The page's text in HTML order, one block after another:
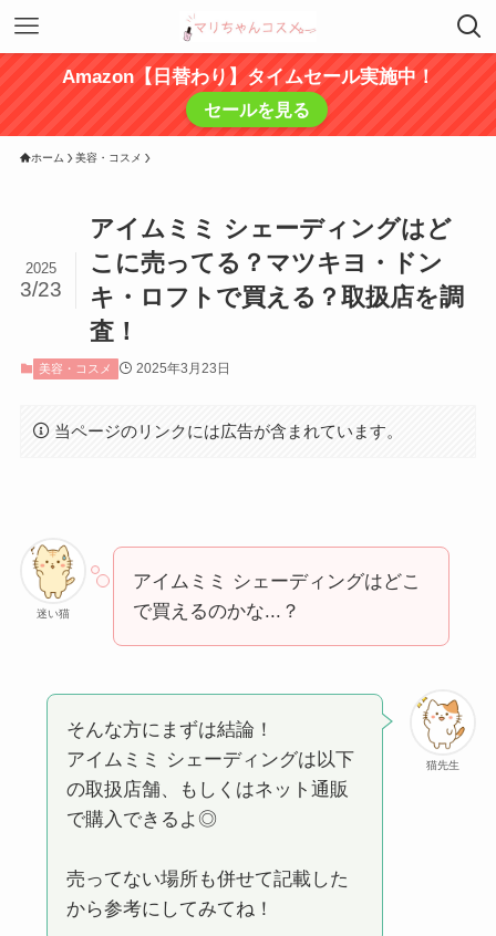
Amazon【日替わり】タイムセール実施中！
セールを見る
ホーム 美容・コスメ
アイムミミ シェーディングはど
こに売ってる？マツキヨ・ドン
キ・ロフトで買える？取扱店を調
査！
2025
3/23
美容・コスメ 2025年3月23日
当ページのリンクには広告が含まれています。
迷い猫
アイムミミ シェーディングはどこ
で買えるのかな...？
猫先生
そんな方にまずは結論！
アイムミミ シェーディングは以下
の取扱店舗、もしくはネット通販
で購入できるよ◎
売ってない場所も併せて記載した
から参考にしてみてね！